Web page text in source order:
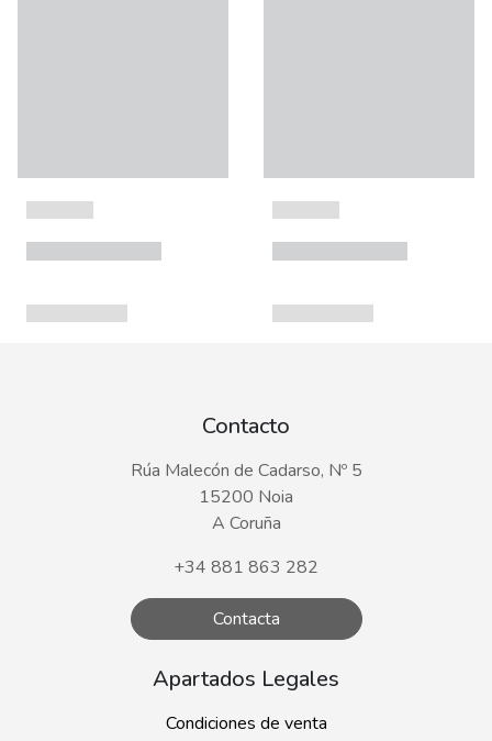
Contacto
Rúa Malecón de Cadarso, Nº 5
15200 Noia
A Coruña
+34 881 863 282
Contacta
Apartados Legales
Condiciones de venta